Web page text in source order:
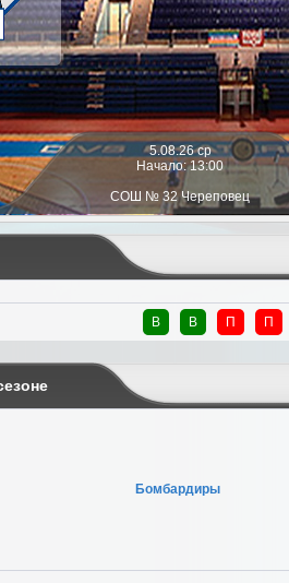
5.08.26 ср
Начало: 13:00
СОШ № 32 Череповец
В В П П
Бомбардиры